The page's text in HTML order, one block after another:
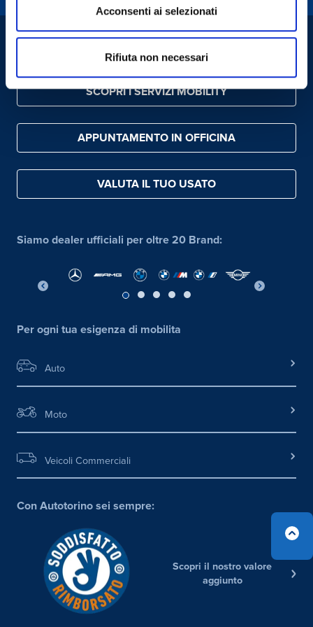
Acconsenti ai selezionati
Rifiuta non necessari
SCOPRI I SERVIZI MOBILITY
APPUNTAMENTO IN OFFICINA
VALUTA IL TUO USATO
Siamo dealer ufficiali per oltre 20 Brand:
Per ogni tua esigenza di mobilita
Auto
Moto
Veicoli Commerciali
Con Autotorino sei sempre:
Scopri il nostro valore
aggiunto